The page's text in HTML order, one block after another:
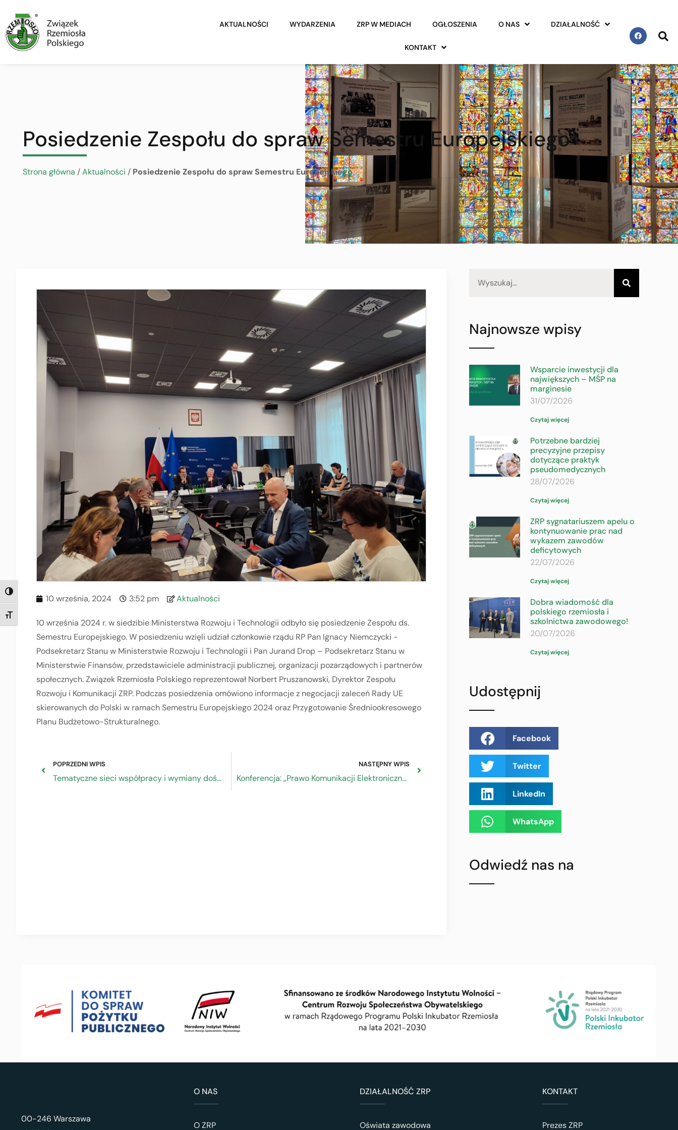
TOGGLE HIGH CONTRAST
TOGGLE FONT SIZE
AKTUALNOŚCI WYDARZENIA ZRP W MEDIACH OGŁOSZENIA O NAS DZIAŁALNOŚĆ
KONTAKT
Posiedzenie Zespołu do spraw Semestru Europejskiego
Strona główna /Aktualności / Posiedzenie Zespołu do spraw Semestru Europejskiego
10 września, 2024 3:52 pm Aktualności
10 września 2024 r. w siedzibie Ministerstwa Rozwoju i Technologii odbyło się posiedzenie Zespołu ds.
Semestru Europejskiego. W posiedzeniu wzięli udział członkowie rządu RP Pan Ignacy Niemczycki -
Podsekretarz Stanu w Ministerstwie Rozwoju i Technologii i Pan Jurand Drop – Podsekretarz Stanu w
Ministerstwie Finansów, przedstawiciele administracji publicznej, organizacji pozarządowych i partnerów
społecznych. Związek Rzemiosła Polskiego reprezentował Norbert Pruszanowski, Dyrektor Zespołu
Rozwoju i Komunikacji ZRP. Podczas posiedzenia omówiono informacje z negocjacji zaleceń Rady UE
skierowanych do Polski w ramach Semestru Europejskiego 2024 oraz Przygotowanie Średniookresowego
Planu Budżetowo-Strukturalnego.
POPRZEDNI WPIS
Tematyczne sieci współpracy i wymiany doświadczeń – rekrutacja
NASTĘPNY WPIS
Konferencja: „Prawo Komunikacji Elektronicznej – wdrożenie i interpretacja”
Najnowsze wpisy
Wsparcie inwestycji dla
największych – MŚP na
marginesie
31/07/2026
Czytaj więcej
Potrzebne bardziej
precyzyjne przepisy
dotyczące praktyk
pseudomedycznych
28/07/2026
Czytaj więcej
ZRP sygnatariuszem apelu o
kontynuowanie prac nad
wykazem zawodów
deficytowych
22/07/2026
Czytaj więcej
Dobra wiadomość dla
polskiego rzemiosła i
szkolnictwa zawodowego!
20/07/2026
Czytaj więcej
Udostępnij
Facebook
Twitter
LinkedIn
WhatsApp
Odwiedź nas na
00-246 Warszawa
O NAS
O ZRP
DZIAŁALNOŚĆ ZRP
Oświata zawodowa
KONTAKT
Prezes ZRP